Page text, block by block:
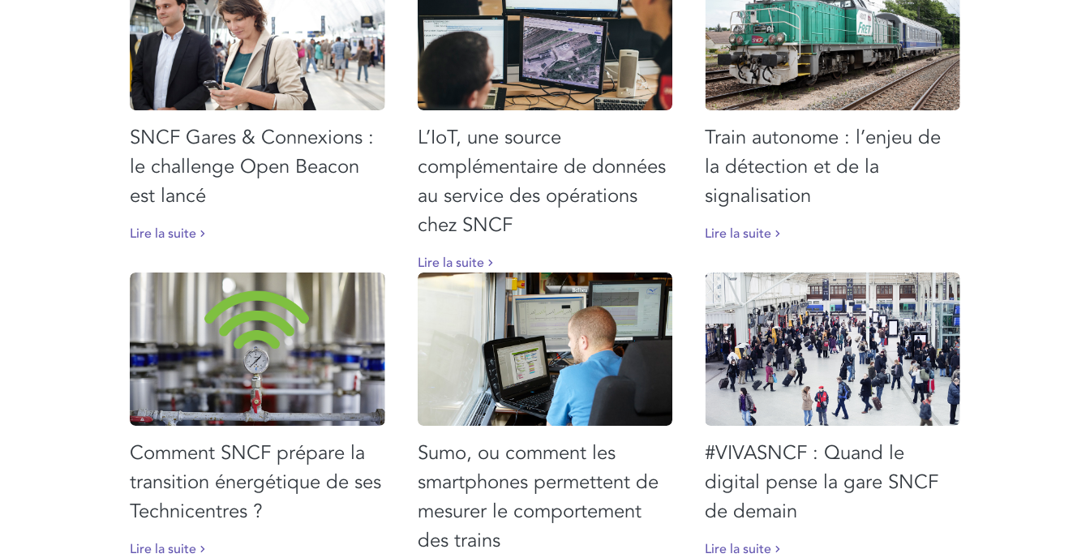
SNCF Gares & Connexions :
le challenge Open Beacon
est lancé
Lire la suite
L’IoT, une source
complémentaire de données
au service des opérations
chez SNCF
Lire la suite
Train autonome : l’enjeu de
la détection et de la
signalisation
Lire la suite
Comment SNCF prépare la
transition énergétique de ses
Technicentres ?
Lire la suite
Sumo, ou comment les
smartphones permettent de
mesurer le comportement
des trains
#VIVASNCF : Quand le
digital pense la gare SNCF
de demain
Lire la suite